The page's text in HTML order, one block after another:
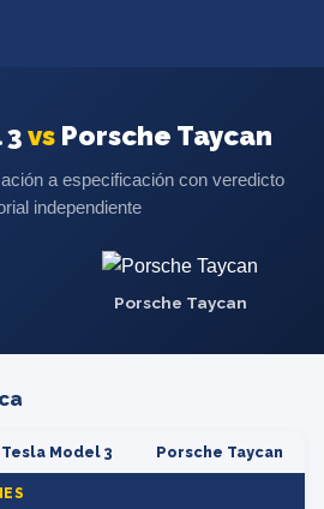
3vs Porsche Taycan
a especificación con veredicto
independiente
Porsche Taycan
Tesla Model 3 Porsche Taycan